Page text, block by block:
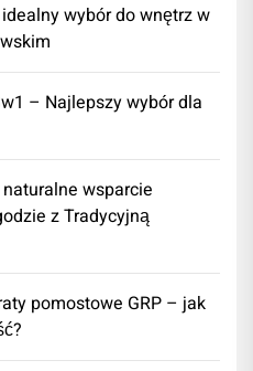
wybór do wnętrz w
– Najlepszy wybór dla
wsparcie
z Tradycyjną
pomostowe GRP – jak